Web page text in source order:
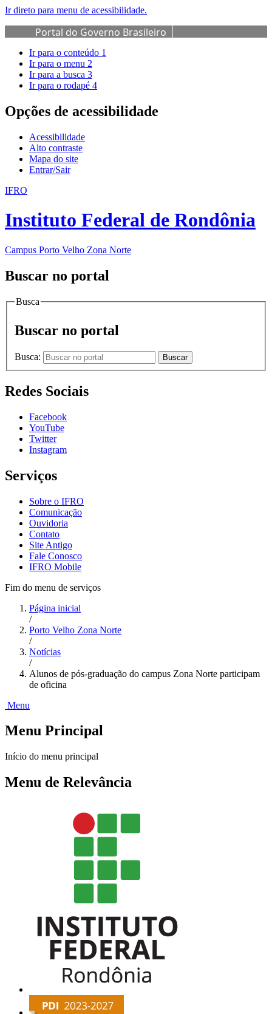
Ir direto para menu de acessibilidade.
Portal do Governo Brasileiro
Ir para o conteúdo 1
Ir para o menu 2
Ir para a busca 3
Ir para o rodapé 4
Opções de acessibilidade
Acessibilidade
Alto contraste
Mapa do site
Entrar/Sair
IFRO
Instituto Federal de Rondônia
Campus Porto Velho Zona Norte
Buscar no portal
Busca
Buscar no portal
Busca: Buscar
Redes Sociais
Facebook
YouTube
Twitter
Instagram
Serviços
Sobre o IFRO
Comunicação
Ouvidoria
Contato
Site Antigo
Fale Conosco
IFRO Mobile
Fim do menu de serviços
Página inicial
/
Porto Velho Zona Norte
/
Notícias
/
Alunos de pós-graduação do campus Zona Norte participam
de oficina
Menu
Menu Principal
Início do menu principal
Menu de Relevância